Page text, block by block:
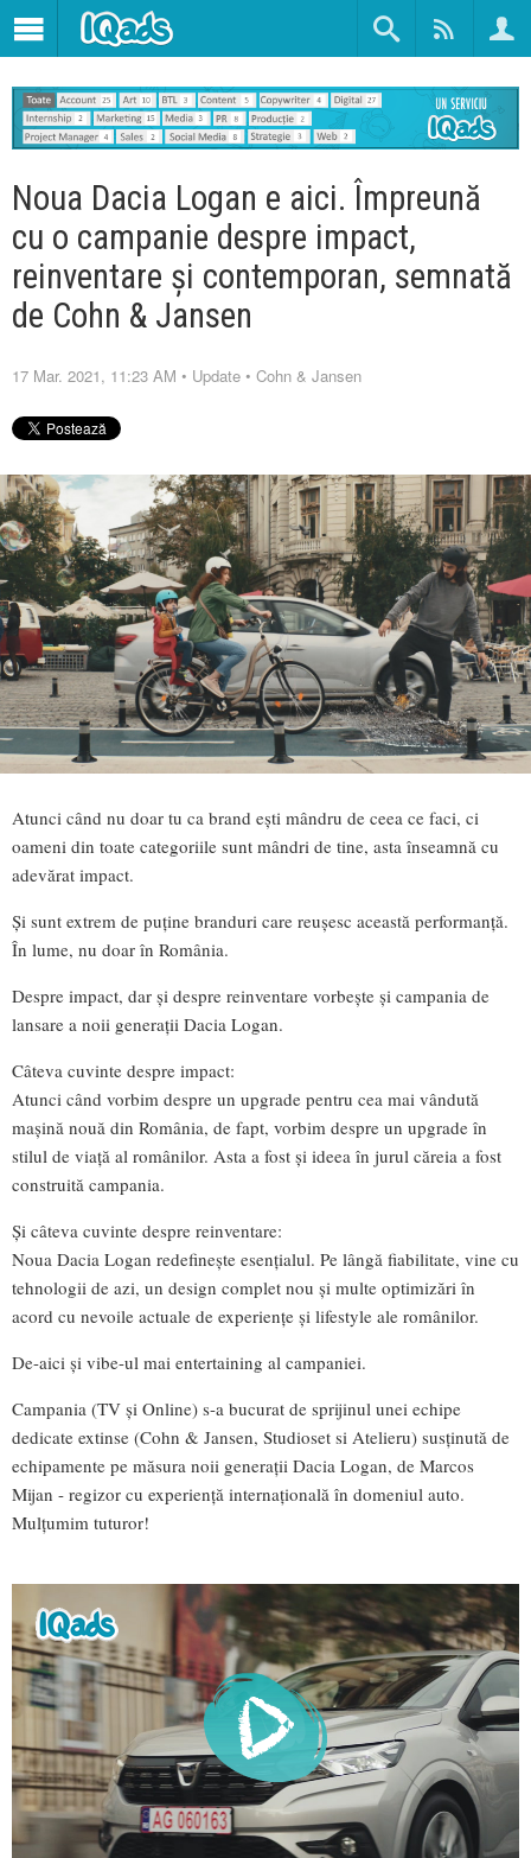
Noua Dacia Logan e aici. Împreună
cu o campanie despre impact,
reinventare și contemporan, semnată
de Cohn & Jansen
17 Mar. 2021, 11:23 AM • Update • Cohn & Jansen
Atunci când nu doar tu ca brand ești mândru de ceea ce faci, ci
oameni din toate categoriile sunt mândri de tine, asta înseamnă cu
adevărat impact.
Și sunt extrem de puține branduri care reușesc această performanță.
În lume, nu doar în România.
Despre impact, dar și despre reinventare vorbește și campania de
lansare a noii generații Dacia Logan.
Câteva cuvinte despre impact:
Atunci când vorbim despre un upgrade pentru cea mai vândută
mașină nouă din România, de fapt, vorbim despre un upgrade în
stilul de viață al românilor. Asta a fost și ideea în jurul căreia a fost
construită campania.
Și câteva cuvinte despre reinventare:
Noua Dacia Logan redefinește esențialul. Pe lângă fiabilitate, vine cu
tehnologii de azi, un design complet nou și multe optimizări în
acord cu nevoile actuale de experiențe și lifestyle ale românilor.
De-aici și vibe-ul mai entertaining al campaniei.
Campania (TV și Online) s-a bucurat de sprijinul unei echipe
dedicate extinse (Cohn & Jansen, Studioset si Atelieru) susținută de
echipamente pe măsura noii generații Dacia Logan, de Marcos
Mijan - regizor cu experiență internațională în domeniul auto.
Mulțumim tuturor!